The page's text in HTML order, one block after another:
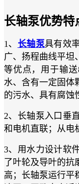
长轴泵优势特
1、 长轴泵具有效
广、扬程曲线平坦
等优点，用于输
水、含有一定固体
的污水、具有腐蚀
2、长轴泵入口垂
和电机直联；从电
3、用水力设计软
了叶轮及导叶的
高；长轴泵运行平